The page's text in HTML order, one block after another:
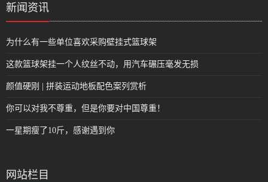
新闻资讯
为什么有一些单位喜欢采购壁挂式篮球架
这款篮球架挂一个人纹丝不动，用汽车碾压毫发无损
颜值硬刚 | 拼装运动地板配色案列赏析
你可以对我不尊重，但是你要对中国尊重！
一星期瘦了10斤，感谢遇到你
网站栏目